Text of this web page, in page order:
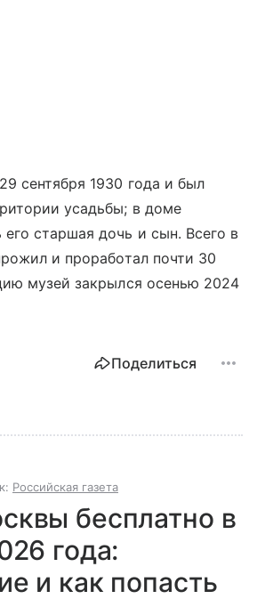
сентября 1930 года и был
усадьбы; в доме
старшая дочь и сын. Всего в
и проработал почти 30
музей закрылся осенью 2024
Поделиться
Российская газета
бесплатно в
года:
и как попасть